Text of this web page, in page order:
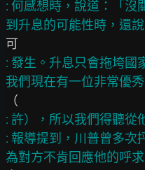
: 何感想時，說道：「沒
: 發生。升息只會拖垮國
: 許），所以我們得聽從
: 報導提到，川普曾多次